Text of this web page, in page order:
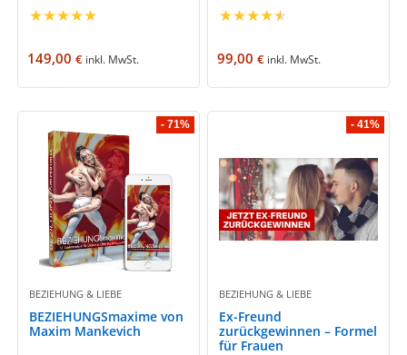
★★★★★
149,00€ inkl. MwSt.
★★★★★
99,00€ inkl. MwSt.
- 71%
BEZIEHUNG & LIEBE
BEZIEHUNGSmaxime von
Maxim Mankevich
- 41%
BEZIEHUNG & LIEBE
Ex-Freund
zurückgewinnen – Formel
für Frauen